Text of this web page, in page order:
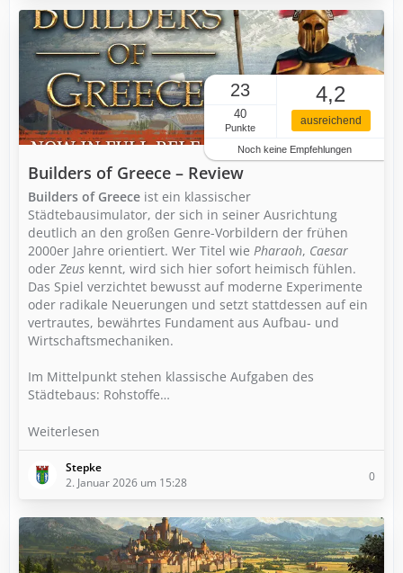
23
40
Punkte
4,2
ausreichend
Noch keine Empfehlungen
Builders of Greece – Review
Builders of Greece ist ein klassischer
Städtebausimulator, der sich in seiner Ausrichtung
deutlich an den großen Genre-Vorbildern der frühen
2000er Jahre orientiert. Wer Titel wie Pharaoh, Caesar
oder Zeus kennt, wird sich hier sofort heimisch fühlen.
Das Spiel verzichtet bewusst auf moderne Experimente
oder radikale Neuerungen und setzt stattdessen auf ein
vertrautes, bewährtes Fundament aus Aufbau- und
Wirtschaftsmechaniken.
Im Mittelpunkt stehen klassische Aufgaben des
Städtebaus: Rohstoffe…
Weiterlesen
Stepke
2. Januar 2026 um 15:28
0